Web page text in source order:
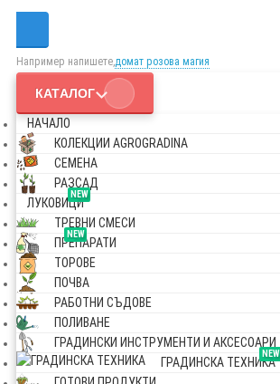
Например напишете,домат розова магия
КАТАЛОГ
НАЧАЛО
КОЛЕКЦИИ AGROGRADINA
СЕМЕНА
РАЗСАД
NEW
ЛУКОВИЦИ
ТРЕВНИ СМЕСИ
NEW
ПРЕПАРАТИ
ТОРОВЕ
ПОЧВА
РАБОТНИ СЪДОВЕ
ПОЛИВАНЕ
ГРАДИНСКИ ИНСТРУМЕНТИ И АКСЕСОАРИ
NEW
ГРАДИНСКА ТЕХНИКА